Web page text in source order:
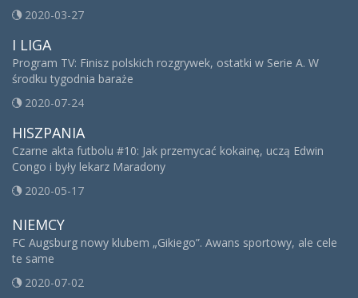
2020-03-27
I LIGA
Program TV: Finisz polskich rozgrywek, ostatki w Serie A. W
środku tygodnia baraże
2020-07-24
HISZPANIA
Czarne akta futbolu #10: Jak przemycać kokainę, uczą Edwin
Congo i były lekarz Maradony
2020-05-17
NIEMCY
FC Augsburg nowy klubem „Gikiego”. Awans sportowy, ale cele
te same
2020-07-02